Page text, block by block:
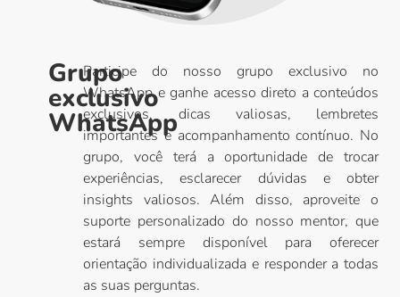
Grupo
exclusivo
WhatsApp
Participe do nosso grupo exclusivo no
WhatsApp e ganhe acesso direto a conteúdos
exclusivos, dicas valiosas, lembretes
importantes e acompanhamento contínuo. No
grupo, você terá a oportunidade de trocar
experiências, esclarecer dúvidas e obter
insights valiosos. Além disso, aproveite o
suporte personalizado do nosso mentor, que
estará sempre disponível para oferecer
orientação individualizada e responder a todas
as suas perguntas.